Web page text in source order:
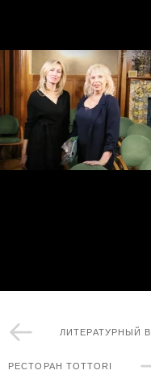
ЛИТЕРАТУРНЫЙ
РЕСТОРАН TOTTORI